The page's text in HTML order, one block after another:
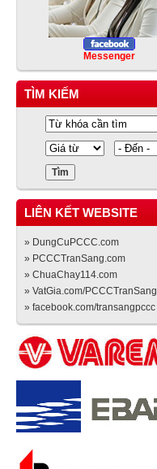
Messenger
TÌM KIẾM
LIÊN KẾT WEBSITE
» DungCuPCCC.com
» PCCCTranSang.com
» ChuaChay114.com
» VatGia.com/PCCCTranSang
» facebook.com/transangpccc